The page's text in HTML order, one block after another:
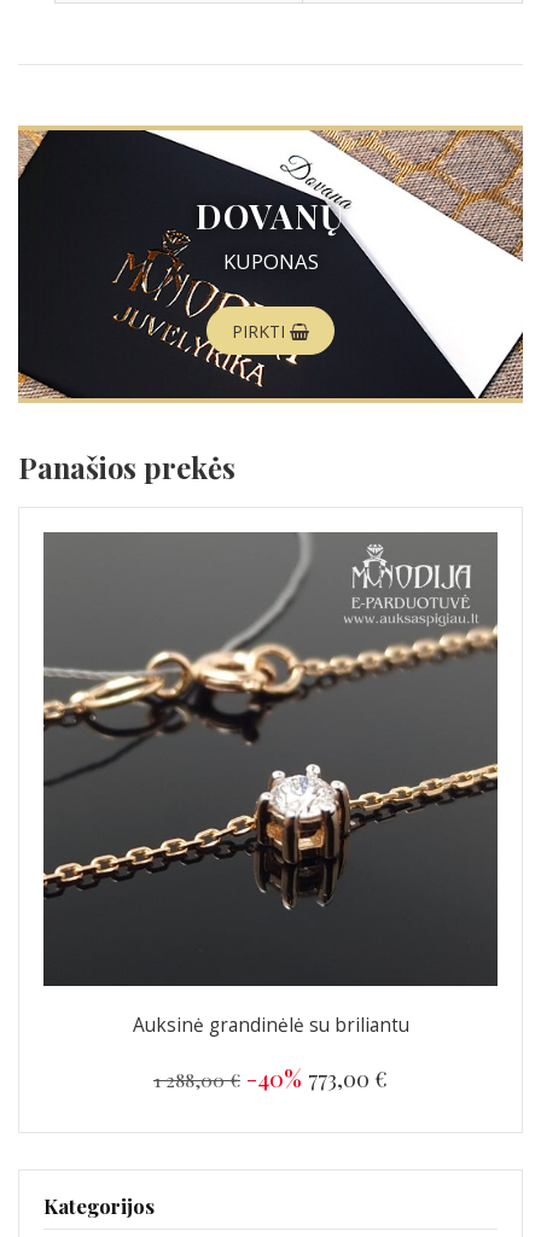
DOVANŲ
KUPONAS
PIRKTI
Panašios prekės
Auksinė grandinėlė su briliantu
1 288,00 € -40% 773,00 €
Kategorijos